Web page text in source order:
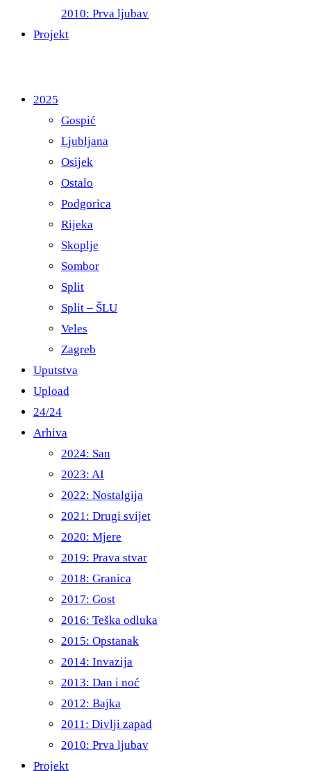
2010: Prva ljubav
Projekt
2025
Gospić
Ljubljana
Osijek
Ostalo
Podgorica
Rijeka
Skoplje
Sombor
Split
Split – ŠLU
Veles
Zagreb
Uputstva
Upload
24/24
Arhiva
2024: San
2023: AI
2022: Nostalgija
2021: Drugi svijet
2020: Mjere
2019: Prava stvar
2018: Granica
2017: Gost
2016: Teška odluka
2015: Opstanak
2014: Invazija
2013: Dan i noć
2012: Bajka
2011: Divlji zapad
2010: Prva ljubav
Projekt